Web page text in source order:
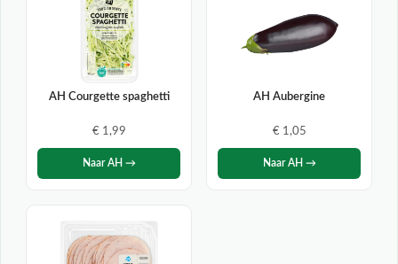
AH Courgette spaghetti
€ 1,99
Naar AH →
AH Aubergine
€ 1,05
Naar AH →